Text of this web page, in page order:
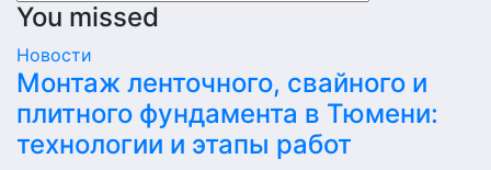
You missed
Новости
Монтаж ленточного, свайного и
плитного фундамента в Тюмени:
технологии и этапы работ